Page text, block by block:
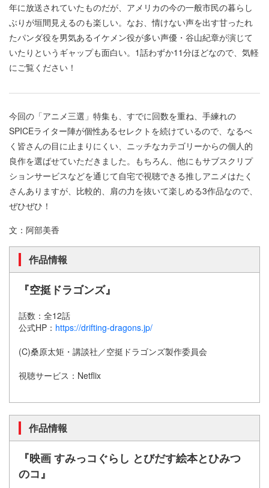
年に放送されていたものだが、アメリカの今の一般市民の暮らし
ぶりが垣間見えるのも楽しい。なお、情けない声を出す甘ったれ
たパンダ役を男気あるイケメン役が多い声優・谷山紀章が演じて
いたりというギャップも面白い。1話わずか11分ほどなので、気軽
にご覧ください！
今回の「アニメ三選」特集も、すでに回数を重ね、手練れの
SPICEライター陣が個性あるセレクトを続けているので、なるべ
く皆さんの目に止まりにくい、ニッチなカテゴリーからの個人的
良作を選ばせていただきました。もちろん、他にもサブスクリプ
ションサービスなどを通じて自宅で視聴できる推しアニメはたく
さんありますが、比較的、肩の力を抜いて楽しめる3作品なので、
ぜひぜひ！
文：阿部美香
作品情報
『空挺ドラゴンズ』
話数：全12話
公式HP： https://drifting-dragons.jp/
(C)桑原太矩・講談社／空挺ドラゴンズ製作委員会
視聴サービス：Netflix
作品情報
『映画 すみっコぐらし とびだす絵本とひみつ
のコ』